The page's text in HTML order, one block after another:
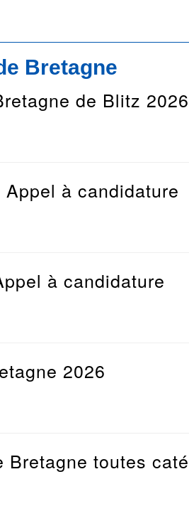
Bretagne
de Blitz
à candidature
à candidature
2026
toutes